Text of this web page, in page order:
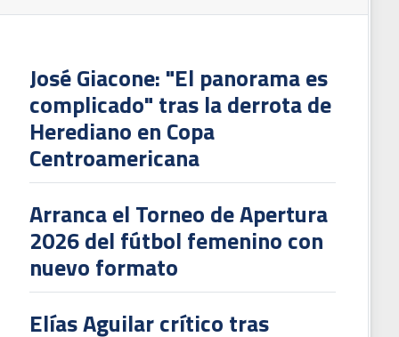
José Giacone: "El panorama es
complicado" tras la derrota de
Herediano en Copa
Centroamericana
Arranca el Torneo de Apertura
2026 del fútbol femenino con
nuevo formato
Elías Aguilar crítico tras